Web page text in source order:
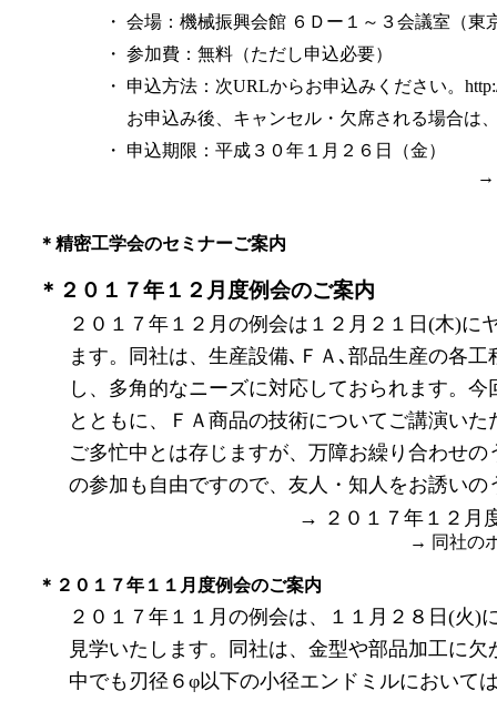
・ 会場：機械振興会館 ６Ｄー１～３会議室（東
・ 参加費：無料（ただし申込必要）
・ 申込方法：次URLからお申込みください。
お申込み後、キャンセル・欠席される場合は、
・ 申込期限：平成３０年１月２６日（金）
→
＊精密工学会のセミナーご案内
＊２０１７年１２月度例会のご案内
２０１７年１２月の例会は１２月２１日 (木)に
ます。同社は、生産設備､ＦＡ､部品生産の各
し、多角的なニーズに対応しておられます。
とともに、ＦＡ商品の技術についてご講演いた
ご多忙中とは存じますが、万障お繰り合わせ
の参加も自由ですので、友人・知人をお誘い
→ ２０１７年１２月
→ 同社の
＊２０１７年１１月度例会のご案内
２０１７年１１月の例会は、１１月２８日(火
見学いたします。同社は、金型や部品加工に
中でも刃径６φ以下の小径エンドミルにおいて